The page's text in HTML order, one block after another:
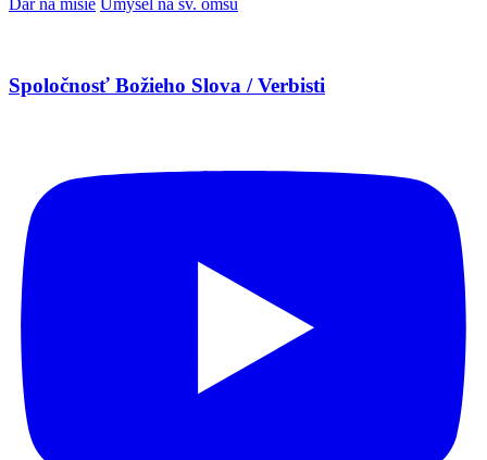
Dar na misie Úmysel na sv. omšu
Spoločnosť Božieho Slova / Verbisti